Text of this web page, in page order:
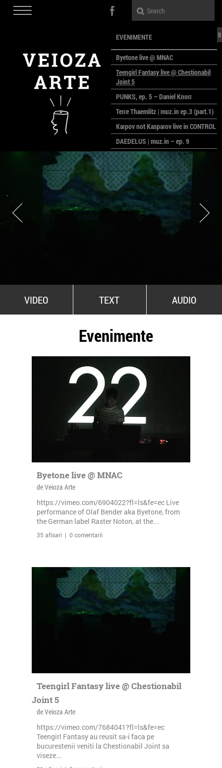
EVENIMENTE
Byetone live @ MNAC
Teengirl Fantasy live @ Chestionabil
Joint 5
PUNKS, ep. 5 – Daniel Knorr
Terre Thaemlitz | muz.in ep.3 (part.1)
Karpov not Kasparov live in CONTROL
DAEDELUS | muz.in – ep. 9
LALELE, LALELE – prima premieră a
anului la MACAZ
CinePOLSKA – filme poloneze la
București
PEOPLE OF ROMANIA se lansează la
galeria Simeza
All Stars For Outernational
VIDEO TEXT AUDIO
Evenimente
Byetone live @ MNAC
de Veioza Arte
https://vimeo.com/6904022?fl=ls&fe=ec Live
performance of Olaf Bender aka Byetone, from
the German label Raster Noton, at the...
35 afisari | 0 comentarii
Teengirl Fantasy live @ Chestionabil
Joint 5
de Veioza Arte
https://vimeo.com/7684041?fl=ls&fe=ec
Teengirl Fantasy au reusit sa-i faca pe
bucurestenii veniti la Chestionabil Joint sa
viseze...